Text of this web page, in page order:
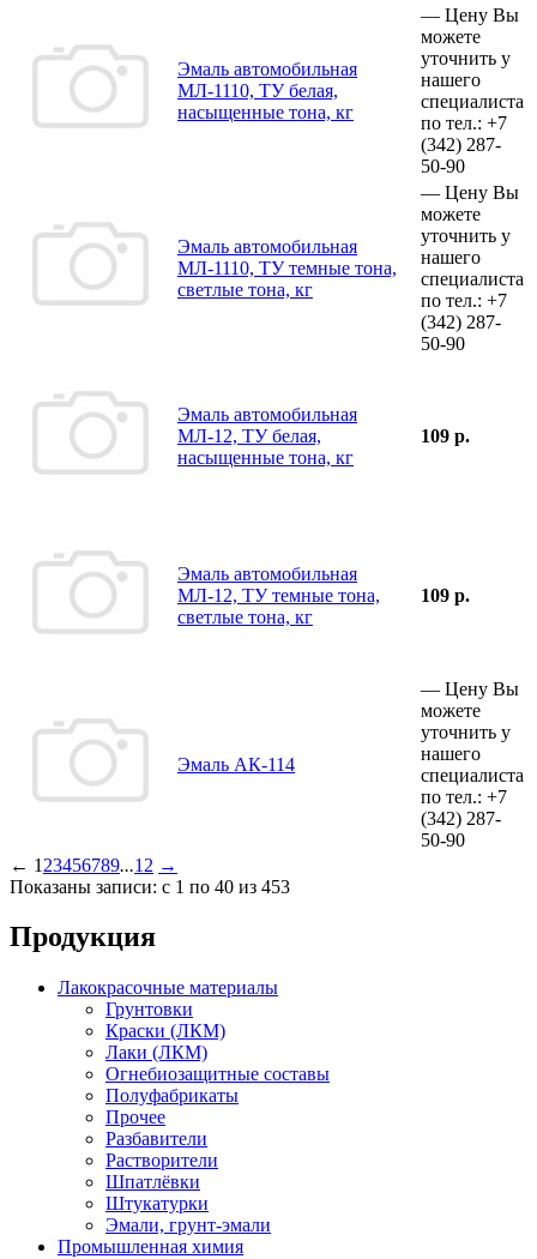
Эмаль автомобильная
МЛ-1110, ТУ белая,
насыщенные тона, кг
— Цену Вы
можете
уточнить у
нашего
специалиста
по тел.: +7
(342) 287-
50-90
Эмаль автомобильная
МЛ-1110, ТУ темные тона,
светлые тона, кг
— Цену Вы
можете
уточнить у
нашего
специалиста
по тел.: +7
(342) 287-
50-90
Эмаль автомобильная
МЛ-12, ТУ белая,
насыщенные тона, кг
109 р.
Эмаль автомобильная
МЛ-12, ТУ темные тона,
светлые тона, кг
109 р.
Эмаль АК-114
— Цену Вы
можете
уточнить у
нашего
специалиста
по тел.: +7
(342) 287-
50-90
← 1 23456789...12 →
Показаны записи: с 1 по 40 из 453
Продукция
Лакокрасочные материалы
Грунтовки
Краски (ЛКМ)
Лаки (ЛКМ)
Огнебиозащитные составы
Полуфабрикаты
Прочее
Разбавители
Растворители
Шпатлёвки
Штукатурки
Эмали, грунт-эмали
Промышленная химия